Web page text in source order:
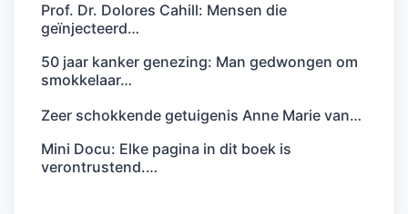
Prof. Dr. Dolores Cahill: Mensen die
geïnjecteerd…
50 jaar kanker genezing: Man gedwongen om
smokkelaar…
Zeer schokkende getuigenis Anne Marie van…
Mini Docu: Elke pagina in dit boek is
verontrustend.…